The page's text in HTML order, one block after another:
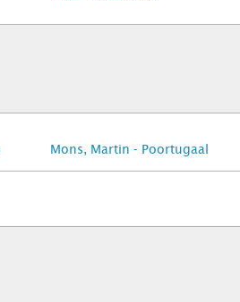
Mons, Martin - Poortugaal